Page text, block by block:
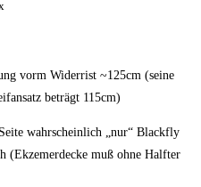
vorm Widerrist ~125cm (seine
beträgt 115cm)
wahrscheinlich „nur“ Blackfly
(Ekzemerdecke muß ohne Halfter